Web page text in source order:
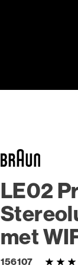
LE02
met
156107